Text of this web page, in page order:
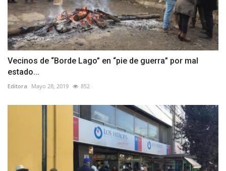
Vecinos de “Borde Lago” en “pie de guerra” por mal
estado...
Editora Mayo 28, 2019 852